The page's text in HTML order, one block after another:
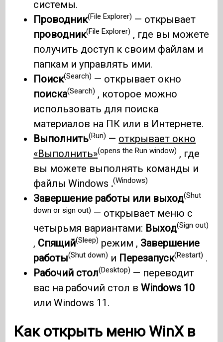
системы.
Проводник(File Explorer) — открывает
проводник(File Explorer) , где вы можете
получить доступ к своим файлам и
папкам и управлять ими.
Поиск(Search) — открывает окно
поиска(Search) , которое можно
использовать для поиска
материалов на ПК или в Интернете.
Выполнить(Run) — открывает окно
«Выполнить»(opens the Run window) , где
вы можете выполнять команды и
файлы Windows .(Windows)
Завершение работы или выход(Shut
down or sign out) — открывает меню с
четырьмя вариантами: Выход(Sign out)
, Спящий(Sleep) режим , Завершение
работы(Shut down) и Перезапуск(Restart) .
Рабочий стол(Desktop) — переводит
вас на рабочий стол вWindows 10
или Windows 11.
Как открыть менюWinX в